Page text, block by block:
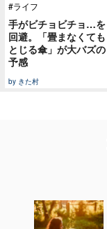
#ライフ
手がビチョビチョ…を
回避。「畳まなくても
とじる傘」が大バズの
予感
by きた村